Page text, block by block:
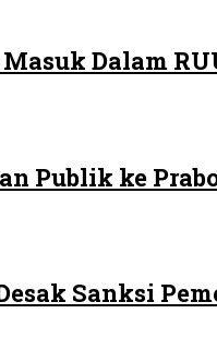
Dalam
Publik ke
Sanksi